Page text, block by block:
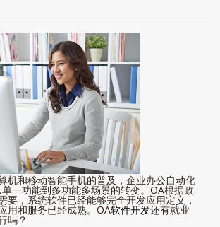
机和移动智能手机的普及，企业办公自动化
一功能到多功能多场景的转变。OA根据政
要，系统软件已经能够完全开发应用定义，
用和服务已经成熟。OA软件开发还有就业
吗？